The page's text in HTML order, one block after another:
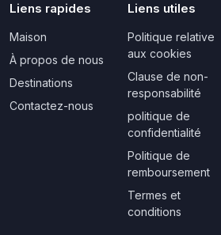
Liens rapides
Maison
À propos de nous
Destinations
Contactez-nous
Liens utiles
Politique relative
aux cookies
Clause de non-
responsabilité
politique de
confidentialité
Politique de
remboursement
Termes et
conditions